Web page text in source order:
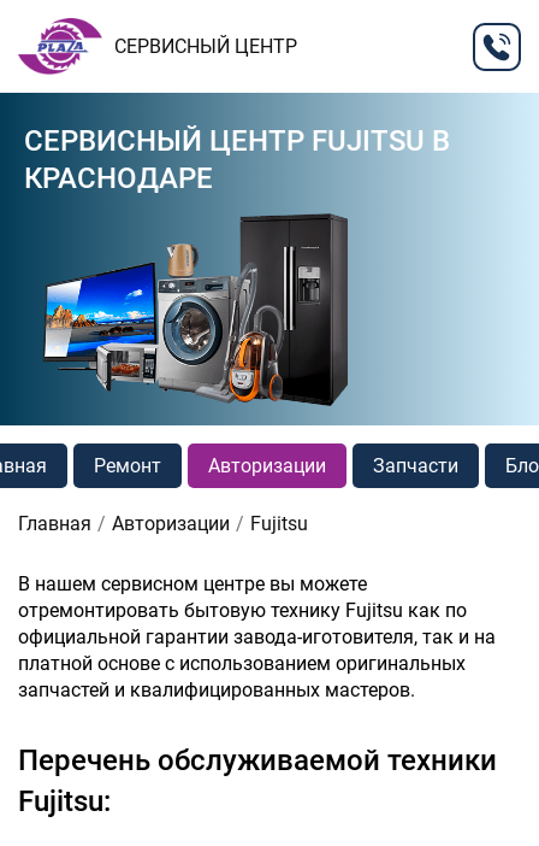
СЕРВИСНЫЙ ЦЕНТР
СЕРВИСНЫЙ ЦЕНТР FUJITSU В
КРАСНОДАРЕ
Ремонт Авторизации Запчасти
Главная Авторизации Fujitsu
В нашем сервисном центре вы можете
отремонтировать бытовую технику Fujitsu как по
официальной гарантии завода-иготовителя, так и на
платной основе с использованием оригинальных
запчастей и квалифицированных мастеров.
Перечень обслуживаемой техники
Fujitsu: